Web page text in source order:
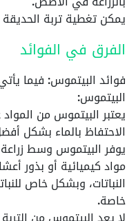
يمكن تغطية تربة
الفرق في الفوائد
فوائد البيتموس: فيما
البيتموس:
يعتبر البيتموس من
الاحتفاظ بالماء بشكل
يوفر البيتموس وسط
مواد كيميائية أو بذور
النباتات، وبشكل خاص
خاصة.